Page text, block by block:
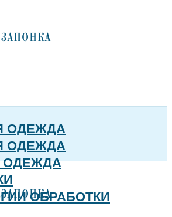
ОДЕЖДА
ОДЕЖДА
ОДЕЖДА
ОБРАБОТКИ